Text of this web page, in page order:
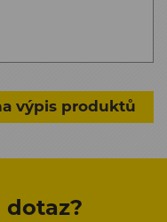
výpis produktů
dotaz?